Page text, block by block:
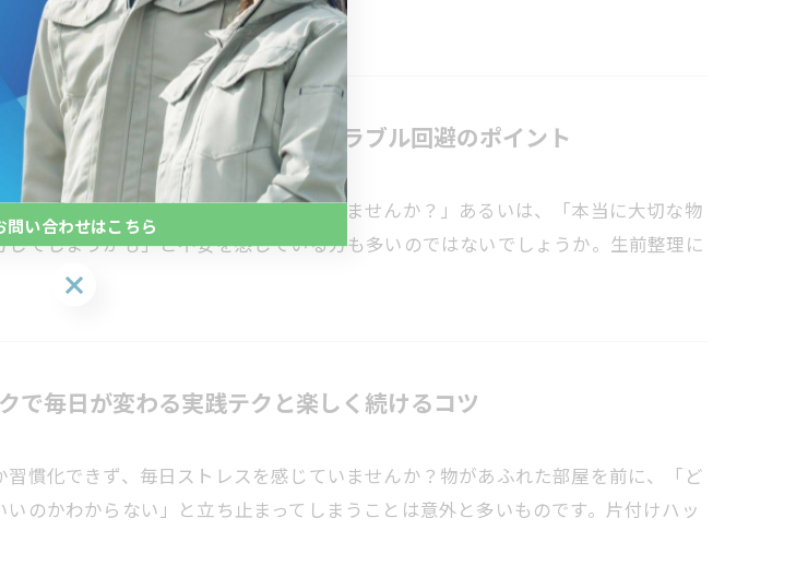
意点を押さえた進め方と家族トラブル回避のポイント
際、「何から手を付けるべきか迷っていませんか？」あるいは、「本当に大切な物
してしまうかも」と不安を感じている方も多いのではないでしょうか。生前整理に
で毎日が変わる実践テクと楽しく続けるコツ
習慣化できず、毎日ストレスを感じていませんか？物があふれた部屋を前に、「ど
いのかわからない」と立ち止まってしまうことは意外と多いものです。片付けハッ
お問い合わせはこちら
問い合わせはこちら